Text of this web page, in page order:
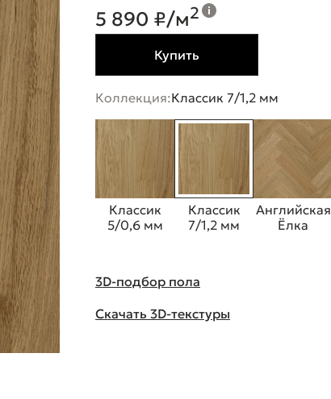
5 890 ₽/м2
Купить
Коллекция:Классик 7/1,2 мм
Классик
5/0,6 мм
Классик
7/1,2 мм
Английская
Ёлка
3D-подбор пола
Скачать 3D-текстуры